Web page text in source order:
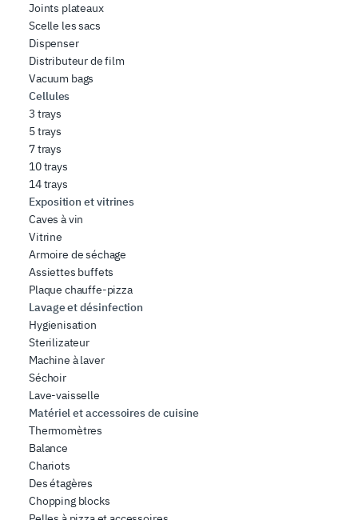
Joints plateaux
Scelle les sacs
Dispenser
Distributeur de film
Vacuum bags
Cellules
3 trays
5 trays
7 trays
10 trays
14 trays
Exposition et vitrines
Caves à vin
Vitrine
Armoire de séchage
Assiettes buffets
Plaque chauffe-pizza
Lavage et désinfection
Hygienisation
Sterilizateur
Machine à laver
Séchoir
Lave-vaisselle
Matériel et accessoires de cuisine
Thermomètres
Balance
Chariots
Des étagères
Chopping blocks